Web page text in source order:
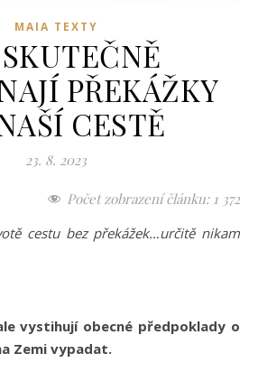
MAIA TEXTY
PŘEKÁŽKY
CESTĚ
23. 8. 2023
Počet zobrazení článku: 1 372
cestu bez překážek…určitě nikam
vystihují obecné předpoklady o
Zemi vypadat.